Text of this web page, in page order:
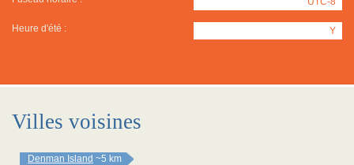
Heure d'été : Y
Villes voisines
Denman Island ~5 km